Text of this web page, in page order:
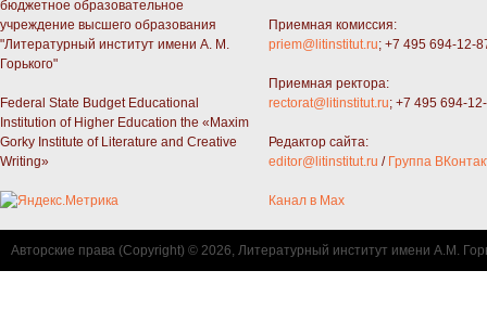
бюджетное образовательное
учреждение высшего образования
"Литературный институт имени А. М.
Горького"
Federal State Budget Educational
Institution of Higher Education the «Maxim
Gorky Institute of Literature and Creative
Writing»
Приемная комиссия:
priem@litinstitut.ru; +7 495 694-12-
Приемная ректора:
rectorat@litinstitut.ru; +7 495 694-
Редактор сайта:
editor@litinstitut.ru / Группа
Канал в Max
Авторские права (Copyright) © 2026, Литературный институт имени А.М.